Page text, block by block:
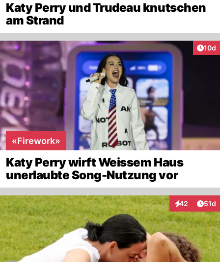
Katy Perry und Trudeau knutschen
am Strand
10d
«Firework»
Katy Perry wirft Weissem Haus
unerlaubte Song-Nutzung vor
42
Interaktionen
51d